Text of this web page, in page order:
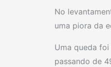
No
uma piora da
Uma queda
passando de